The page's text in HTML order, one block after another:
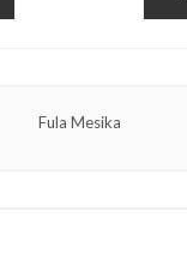
Fula Mesika